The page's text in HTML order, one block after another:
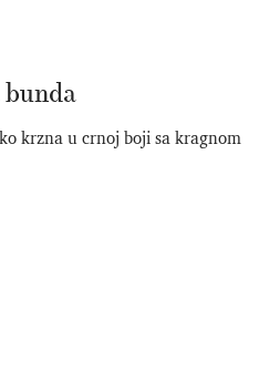
krzna u crnoj boji sa kragnom